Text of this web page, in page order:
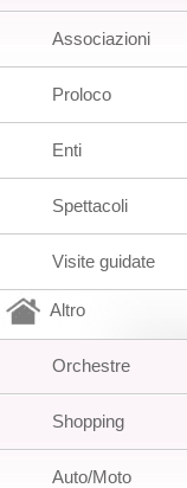
Associazioni
Proloco
Enti
Spettacoli
Visite guidate
Altro
Orchestre
Shopping
Auto/Moto